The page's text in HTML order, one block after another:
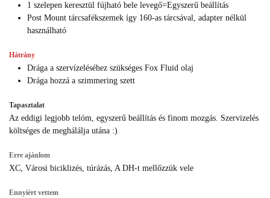
1 szelepen keresztül fújható bele levegő=Egyszerű beállítás
Post Mount tárcsafékszemek így 160-as tárcsával, adapter nélkül
használható
Hátrány
Drága a szervízeléséhez szükséges Fox Fluid olaj
Drága hozzá a szimmering szett
Tapasztalat
Az eddigi legjobb telóm, egyszerű beállítás és finom mozgás. Szervizelés
költséges de meghálálja utána :)
Erre ajánlom
XC, Városi biciklizés, túrázás, A DH-t mellőzzük vele
Ennyiért vettem